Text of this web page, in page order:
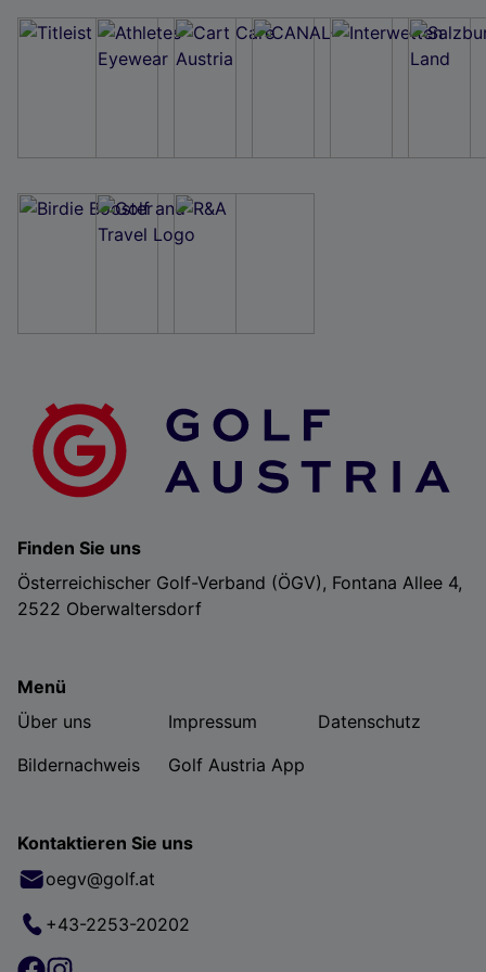
Finden Sie uns
Österreichischer Golf-Verband (ÖGV), Fontana Allee 4,
2522 Oberwaltersdorf
Menü
Über uns
Impressum
Datenschutz
Bildernachweis
Golf Austria App
Kontaktieren Sie uns
oegv@golf.at
+43-2253-20202
Wir und unsere Partner verarbeiten Daten, um
Verwendung genauer Standortdaten. Endgeräteeigenschaften zur Identifikation